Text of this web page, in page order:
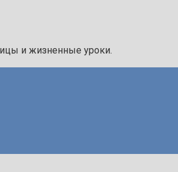
и жизненные уроки.